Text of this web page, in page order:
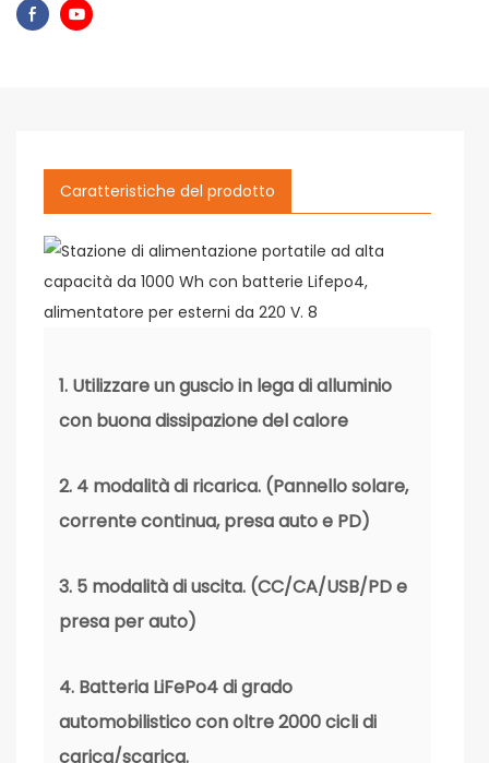
Caratteristiche del prodotto
1. Utilizzare un guscio in lega di alluminio
con buona dissipazione del calore
2. 4 modalità di ricarica. (Pannello solare,
corrente continua, presa auto e PD)
3. 5 modalità di uscita. (CC/CA/USB/PD e
presa per auto)
4. Batteria LiFePo4 di grado
automobilistico con oltre 2000 cicli di
carica/scarica.